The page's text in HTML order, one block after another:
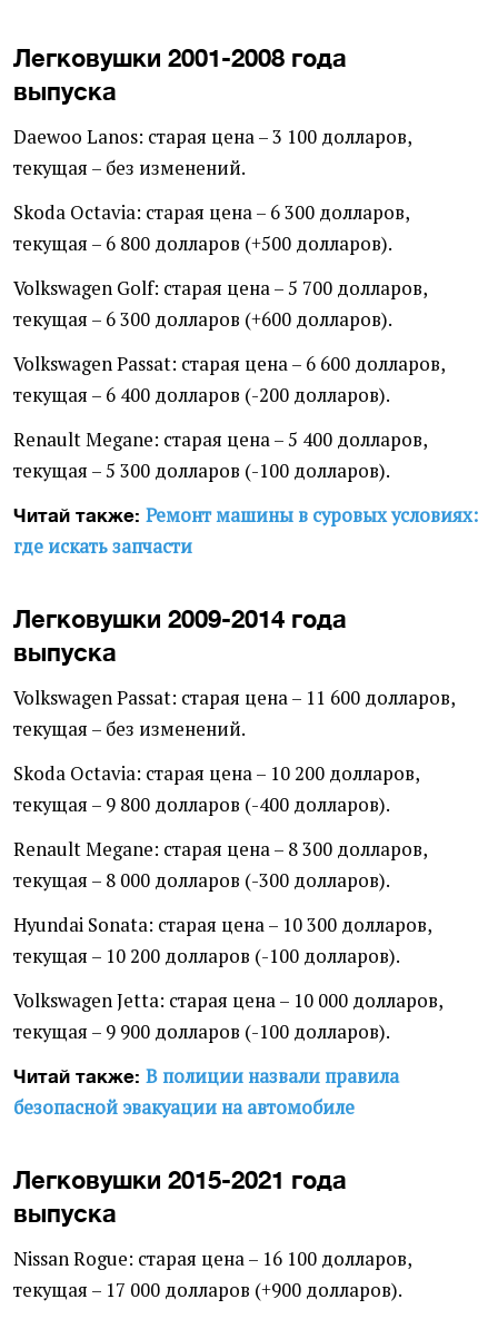
Легковушки 2001-2008 года
выпуска
Daewoo Lanos: старая цена – 3 100 долларов,
текущая – без изменений.
Skoda Octavia: старая цена – 6 300 долларов,
текущая – 6 800 долларов (+500 долларов).
Volkswagen Golf: старая цена – 5 700 долларов,
текущая – 6 300 долларов (+600 долларов).
Volkswagen Passat: старая цена – 6 600 долларов,
текущая – 6 400 долларов (-200 долларов).
Renault Megane: старая цена – 5 400 долларов,
текущая – 5 300 долларов (-100 долларов).
Читай также: Ремонт машины в суровых условиях:
где искать запчасти
Легковушки 2009-2014 года
выпуска
Volkswagen Passat: старая цена – 11 600 долларов,
текущая – без изменений.
Skoda Octavia: старая цена – 10 200 долларов,
текущая – 9 800 долларов (-400 долларов).
Renault Megane: старая цена – 8 300 долларов,
текущая – 8 000 долларов (-300 долларов).
Hyundai Sonata: старая цена – 10 300 долларов,
текущая – 10 200 долларов (-100 долларов).
Volkswagen Jetta: старая цена – 10 000 долларов,
текущая – 9 900 долларов (-100 долларов).
Читай также: В полиции назвали правила
безопасной эвакуации на автомобиле
Легковушки 2015-2021 года
выпуска
Nissan Rogue: старая цена – 16 100 долларов,
текущая – 17 000 долларов (+900 долларов).